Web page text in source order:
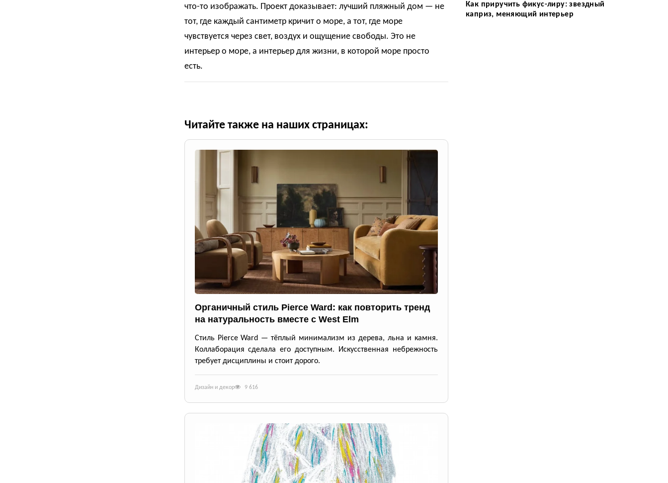
что-то изображать. Проект доказывает: лучший пляжный дом — не
тот, где каждый сантиметр кричит о море, а тот, где море
чувствуется через свет, воздух и ощущение свободы. Это не
интерьер о море, а интерьер для жизни, в которой море просто
есть.
Читайте также на наших страницах:
Органичный стиль Pierce Ward: как повторить тренд
на натуральность вместе с West Elm
Стиль Pierce Ward — тёплый минимализм из дерева, льна и камня.
Коллаборация сделала его доступным. Искусственная небрежность
требует дисциплины и стоит дорого.
Дизайн и декор 9 616
Как приручить фикус-лиру: звездный
каприз, меняющий интерьер